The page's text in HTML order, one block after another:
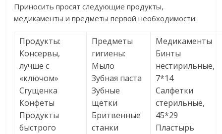
Приносить просят следующие продукты,
медикаменты и предметы первой необходимости:
Продукты:
Консервы,
лучше с
«ключом»
Сгущенка
Конфеты
Продукты
быстрого
Предметы
гигиены:
Мыло
Зубная паста
Зубные
щетки
Бритвенные
станки
Медикаменты
Бинты
нестирильные,
7*14
Салфетки
стерильные,
45*29
Пластырь